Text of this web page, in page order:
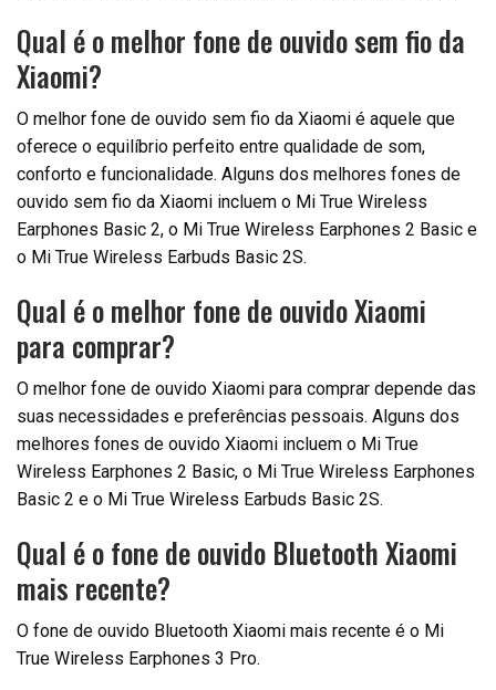
Qual é o melhor fone de ouvido sem fio da
Xiaomi?
O melhor fone de ouvido sem fio da Xiaomi é aquele que
oferece o equilíbrio perfeito entre qualidade de som,
conforto e funcionalidade. Alguns dos melhores fones de
ouvido sem fio da Xiaomi incluem o Mi True Wireless
Earphones Basic 2, o Mi True Wireless Earphones 2 Basic e
o Mi True Wireless Earbuds Basic 2S.
Qual é o melhor fone de ouvido Xiaomi
para comprar?
O melhor fone de ouvido Xiaomi para comprar depende das
suas necessidades e preferências pessoais. Alguns dos
melhores fones de ouvido Xiaomi incluem o Mi True
Wireless Earphones 2 Basic, o Mi True Wireless Earphones
Basic 2 e o Mi True Wireless Earbuds Basic 2S.
Qual é o fone de ouvido Bluetooth Xiaomi
mais recente?
O fone de ouvido Bluetooth Xiaomi mais recente é o Mi
True Wireless Earphones 3 Pro.